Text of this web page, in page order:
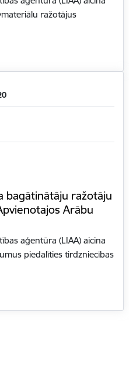
ražotājus
bagātinātāju ražotāju
Arābu
aģentūra (LIAA) aicina
piedalīties tirdzniecības